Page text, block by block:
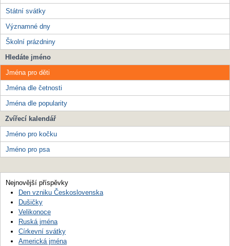
Státní svátky
Významné dny
Školní prázdniny
Hledáte jméno
Jména pro děti
Jména dle četnosti
Jména dle popularity
Zvířecí kalendář
Jméno pro kočku
Jméno pro psa
Nejnovější příspěvky
Den vzniku Československa
Dušičky
Velikonoce
Ruská jména
Církevní svátky
Americká jména